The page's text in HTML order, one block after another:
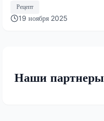
быстрый торт 2025 года
Рецепт
19 ноября 2025
Наши партнеры